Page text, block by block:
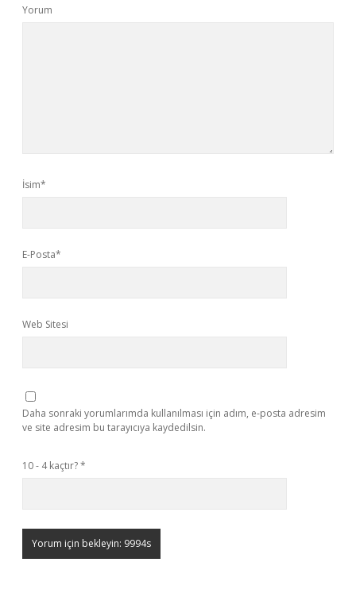
Yorum
İsim*
E-Posta*
Web Sitesi
Daha sonraki yorumlarımda kullanılması için adım, e-posta adresim
ve site adresim bu tarayıcıya kaydedilsin.
10 - 4 kaçtır?*